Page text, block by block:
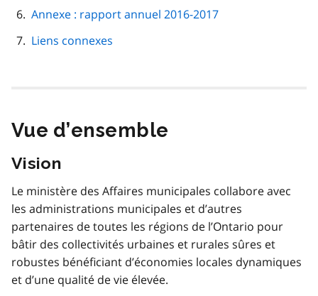
Annexe : rapport annuel 2016-2017
Liens connexes
Vue d’ensemble
Vision
Le ministère des Affaires municipales collabore avec
les administrations municipales et d’autres
partenaires de toutes les régions de l’Ontario pour
bâtir des collectivités urbaines et rurales sûres et
robustes bénéficiant d’économies locales dynamiques
et d’une qualité de vie élevée.